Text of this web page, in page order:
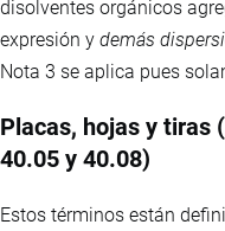
disolventes orgánicos
expresión y demás
Nota 3 se aplica pues
Placas, hojas y tiras
40.05 y 40.08)
Estos términos están